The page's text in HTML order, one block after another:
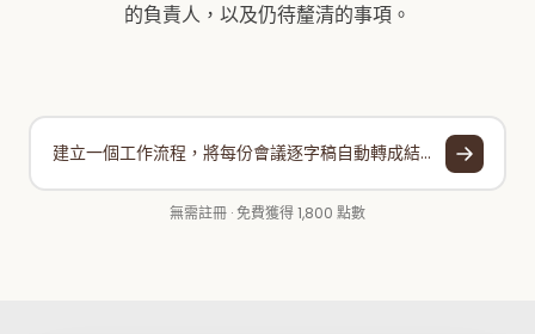
的負責人，以及仍待釐清的事項。
建立一個工作流程，將每份會議逐字稿自動轉成結構化筆記，包含決策、依負責人整理的待辦事項，以及待確認問題，然後儲存到正確的專案資料夾。
無需註冊 · 免費獲得 1,800 點數